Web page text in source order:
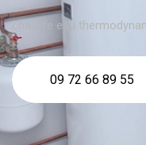
chauffe eau
09 72 66 89 55